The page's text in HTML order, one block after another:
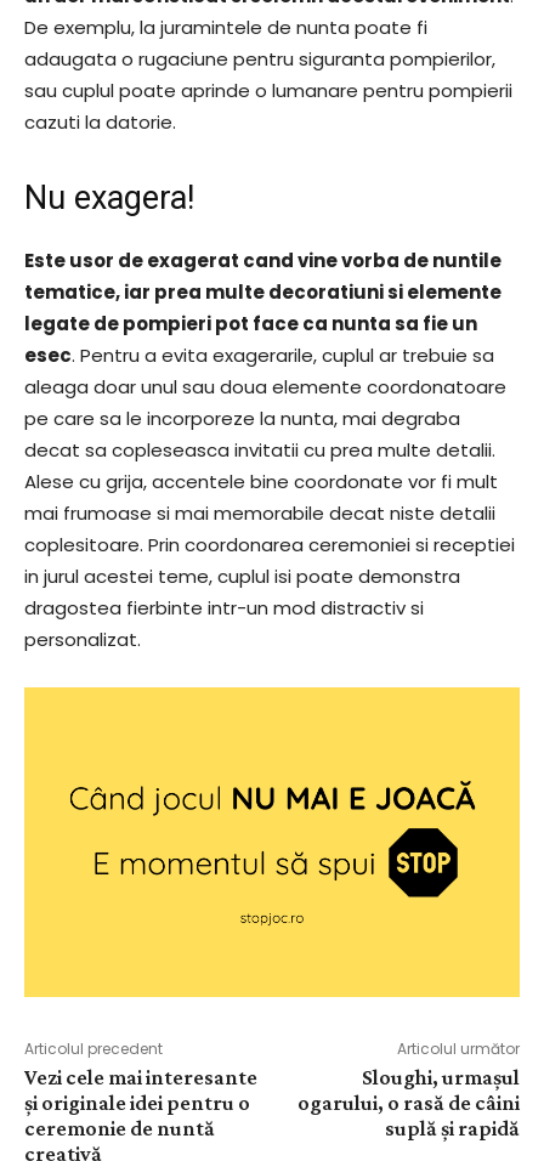
De exemplu, la juramintele de nunta poate fi
adaugata o rugaciune pentru siguranta pompierilor,
sau cuplul poate aprinde o lumanare pentru pompierii
cazuti la datorie.
Nu exagera!
Este usor de exagerat cand vine vorba de nuntile
tematice, iar prea multe decoratiuni si elemente
legate de pompieri pot face ca nunta sa fie un
esec. Pentru a evita exagerarile, cuplul ar trebuie sa
aleaga doar unul sau doua elemente coordonatoare
pe care sa le incorporeze la nunta, mai degraba
decat sa copleseasca invitatii cu prea multe detalii.
Alese cu grija, accentele bine coordonate vor fi mult
mai frumoase si mai memorabile decat niste detalii
coplesitoare. Prin coordonarea ceremoniei si receptiei
in jurul acestei teme, cuplul isi poate demonstra
dragostea fierbinte intr-un mod distractiv si
personalizat.
Articolul precedent
Vezi cele mai interesante
și originale idei pentru o
ceremonie de nuntă
creativă
Articolul următor
Sloughi, urmașul
ogarului, o rasă de câini
suplă și rapidă